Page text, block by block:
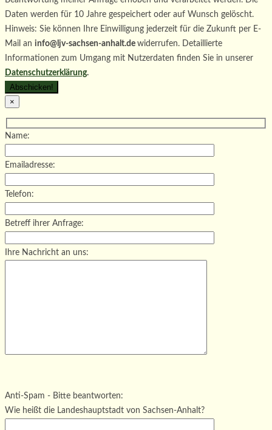
Daten werden für 10 Jahre gespeichert oder auf Wunsch gelöscht.
Hinweis: Sie können Ihre Einwilligung jederzeit für die Zukunft per E-
Mail an info@ljv-sachsen-anhalt.de widerrufen. Detaillierte
Informationen zum Umgang mit Nutzerdaten finden Sie in unserer
Datenschutzerklärung.
×
Name:
Emailadresse:
Telefon:
Betreff ihrer Anfrage:
Ihre Nachricht an uns:
Bitte lasse dieses Feld leer.
Anti-Spam - Bitte beantworten:
Wie heißt die Landeshauptstadt von Sachsen-Anhalt?